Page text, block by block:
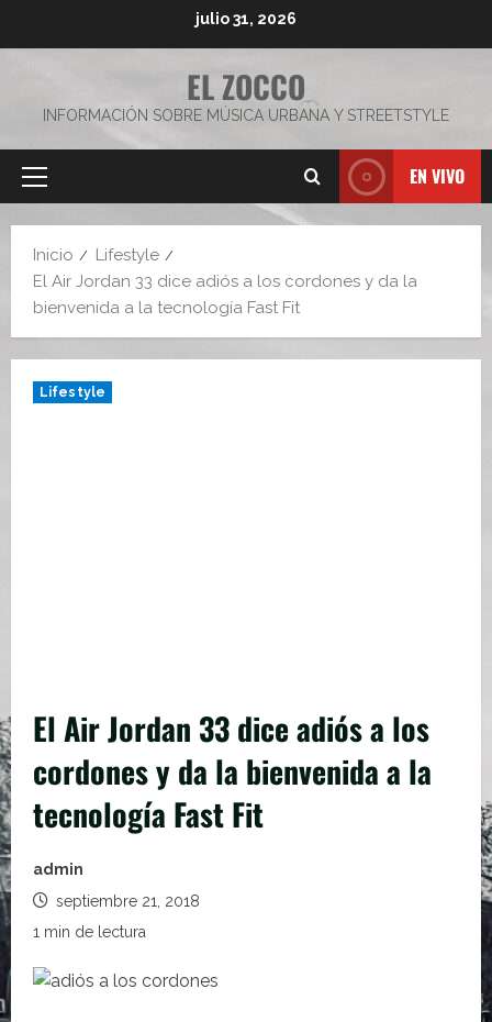
julio 31, 2026
EL ZOCCO
INFORMACIÓN SOBRE MÚSICA URBANA Y STREETSTYLE
Menú
EN VIVO
Inicio
Lifestyle
El Air Jordan 33 dice adiós a los cordones y da la
bienvenida a la tecnología Fast Fit
Lifestyle
El Air Jordan 33 dice adiós a los
cordones y da la bienvenida a la
tecnología Fast Fit
admin
septiembre 21, 2018
1 min de lectura